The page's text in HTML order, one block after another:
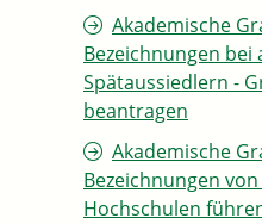
Akademische
Bezeichnungen bei
Spätaussiedlern -
beantragen
Akademische
Bezeichnungen
Hochschulen